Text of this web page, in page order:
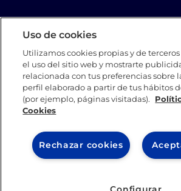
Política de Cookies
Política
Student Academic
Canal Compliance
IE University 2026
Uso de cookies
Utilizamos cookies propias y de
el uso del sitio web y mostrarte
relacionada con tus preferencias sobre
perfil elaborado a partir de tus hábitos
(por ejemplo, páginas visitadas).
Cookies
Rechazar cookies